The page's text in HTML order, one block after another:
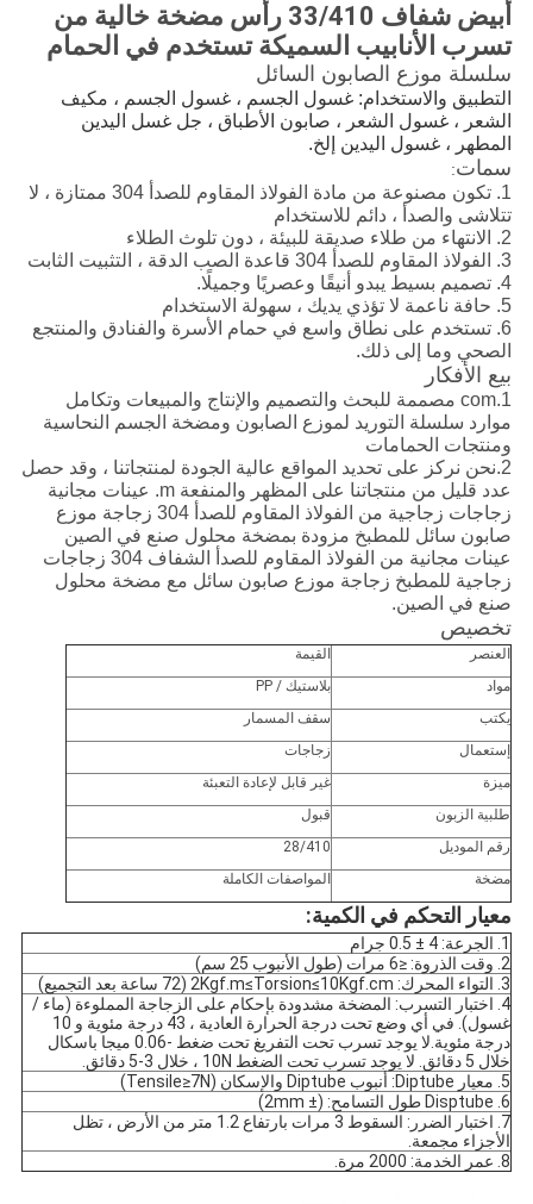
أبيض شفاف 33/410 رأس مضخة خالية من
تسرب الأنابيب السميكة تستخدم في الحمام
سلسلة موزع الصابون السائل
التطبيق والاستخدام: غسول الجسم ، غسول الجسم ، مكيف
الشعر ، غسول الشعر ، صابون الأطباق ، جل غسل اليدين
المطهر ، غسول اليدين إلخ.
سمات:
1. تكون مصنوعة من مادة الفولاذ المقاوم للصدأ 304 ممتازة ، لا
تتلاشى والصدأ ، دائم للاستخدام
2. الانتهاء من طلاء صديقة للبيئة ، دون تلوث الطلاء
3. الفولاذ المقاوم للصدأ 304 قاعدة الصب الدقة ، التثبيت الثابت
4. تصميم بسيط يبدو أنيقًا وعصريًا وجميلًا.
5. حافة ناعمة لا تؤذي يديك ، سهولة الاستخدام
6. تستخدم على نطاق واسع في حمام الأسرة والفنادق والمنتجع
الصحي وما إلى ذلك.
بيع الأفكار
1.com مصممة للبحث والتصميم والإنتاج والمبيعات وتكامل
موارد سلسلة التوريد لموزع الصابون ومضخة الجسم النحاسية
ومنتجات الحمامات
2.نحن نركز على تحديد المواقع عالية الجودة لمنتجاتنا ، وقد حصل
عدد قليل من منتجاتنا على المظهر والمنفعة m. عينات مجانية
زجاجات زجاجية من الفولاذ المقاوم للصدأ 304 زجاجة موزع
صابون سائل للمطبخ مزودة بمضخة محلول صنع في الصين
عينات مجانية من الفولاذ المقاوم للصدأ الشفاف 304 زجاجات
زجاجية للمطبخ زجاجة موزع صابون سائل مع مضخة محلول
صنع في الصين.
تخصيص
العنصر
القيمة
مواد
بلاستيك / PP
يكتب
سقف المسمار
إستعمال
زجاجات
ميزة
غير قابل لإعادة التعبئة
طلبية الزبون
قبول
رقم الموديل
28/410
مضخة
المواصفات الكاملة
معيار التحكم في الكمية:
1. الجرعة: 4 ± 0.5 جرام
2. وقت الذروة: ≤6 مرات (طول الأنبوب 25 سم)
3. التواء المحرك: 2Kgf.m≤Torsion≤10Kgf.cm (72 ساعة بعد التجميع)
4. اختبار التسرب: المضخة مشدودة بإحكام على الزجاجة المملوءة (ماء /
غسول). في أي وضع تحت درجة الحرارة العادية ، 43 درجة مئوية و 10
درجة مئوية.لا يوجد تسرب تحت التفريغ تحت ضغط -0.06 ميجا باسكال
خلال 5 دقائق. لا يوجد تسرب تحت الضغط 10N ، خلال 3-5 دقائق.
5. معيار Diptube: أنبوب Diptube والإسكان (Tensile≥7N)
6. Disptube طول التسامح: (± 2mm)
7. اختبار الضرر: السقوط 3 مرات بارتفاع 1.2 متر من الأرض ، تظل
الأجزاء مجمعة.
8. عمر الخدمة: 2000 مرة.